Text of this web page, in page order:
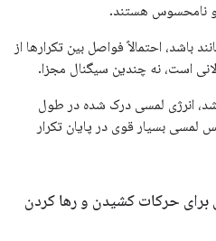
و نامحسوس هستند.
باشد، احتمالاً فواصل بین تکرارها از
است، نه چندین سیگنال مجزا.
انرژی لمسی درک شده در طول
لمسی بسیار قوی در پایان تکرار
حرکات کشیدن و رها کردن